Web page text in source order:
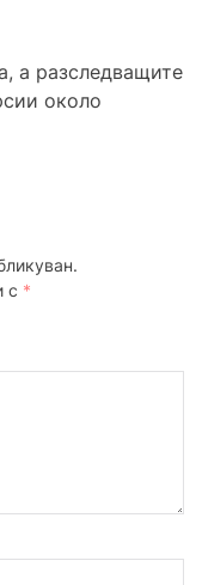
а разследващите
около
с *